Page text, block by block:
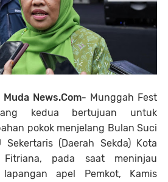
News.Com- Munggah Fest
kedua bertujuan untuk
pokok menjelang Bulan Suci
Sekertaris (Daerah Sekda) Kota
pada saat meninjau
apel Pemkot, Kamis